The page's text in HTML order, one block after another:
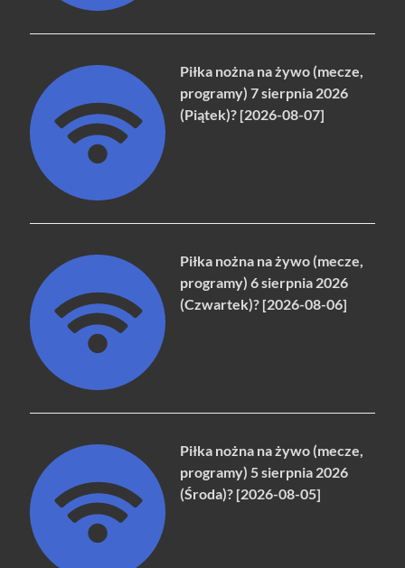
Piłka nożna na żywo (mecze,
programy) 7 sierpnia 2026
(Piątek)? [2026-08-07]
Piłka nożna na żywo (mecze,
programy) 6 sierpnia 2026
(Czwartek)? [2026-08-06]
Piłka nożna na żywo (mecze,
programy) 5 sierpnia 2026
(Środa)? [2026-08-05]